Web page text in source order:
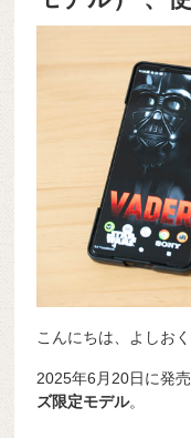
こんにちは、よしおく
2025年6月20日に発
ズ限定モデル。